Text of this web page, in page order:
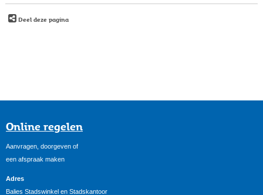
Deel deze pagina
Online regelen
Aanvragen, doorgeven of
een afspraak maken
Adres
Balies Stadswinkel en Stadskantoor